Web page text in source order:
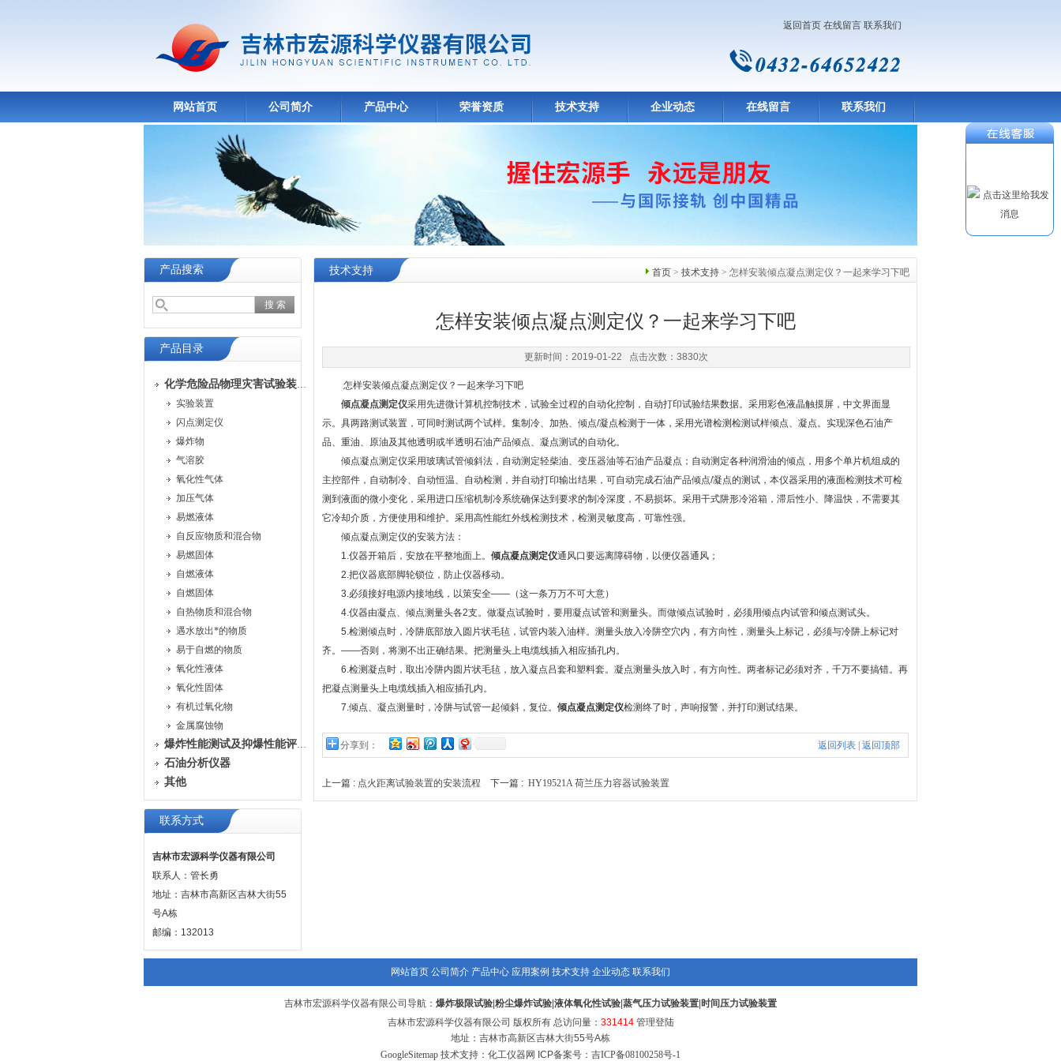
返回首页 在线留言 联系我们
网站首页 公司简介 产品中心 荣誉资质 技术支持 企业动态 在线留言 联系我们
产品搜索
产品目录
化学危险品物理灾害试验装置
实验装置
闪点测定仪
爆炸物
气溶胶
氧化性气体
加压气体
易燃液体
自反应物质和混合物
易燃固体
自燃液体
自燃固体
自热物质和混合物
遇水放出*的物质
易于自燃的物质
氧化性液体
氧化性固体
有机过氧化物
金属腐蚀物
爆炸性能测试及抑爆性能评定装置
石油分析仪器
其他
联系方式
吉林市宏源科学仪器有限公司
联系人：管长勇
地址：吉林市高新区吉林大街55
号A栋
邮编：132013
首页 > 技术支持 > 怎样安装倾点凝点测定仪？一起来学习下吧
技术支持
怎样安装倾点凝点测定仪？一起来学习下吧
更新时间：2019-01-22 点击次数：3830次
怎样安装倾点凝点测定仪？一起来学习下吧
倾点凝点测定仪采用先进微计算机控制技术，试验全过程的自动化控制，自动打印试验结果数据。采用彩色液晶触摸屏，中文界面显
示。具两路测试装置，可同时测试两个试样。集制冷、加热、倾点/凝点检测于一体，采用光谱检测检测试样倾点、凝点。实现深色石油产
品、重油、原油及其他透明或半透明石油产品倾点、凝点测试的自动化。
倾点凝点测定仪采用玻璃试管倾斜法，自动测定轻柴油、变压器油等石油产品凝点；自动测定各种润滑油的倾点，用多个单片机组成的
主控部件，自动制冷、自动恒温、自动检测，并自动打印输出结果，可自动完成石油产品倾点/凝点的测试，本仪器采用的液面检测技术可检
测到液面的微小变化，采用进口压缩机制冷系统确保达到要求的制冷深度，不易损坏。采用干式阱形冷浴箱，滞后性小、降温快，不需要其
它冷却介质，方便使用和维护。采用高性能红外线检测技术，检测灵敏度高，可靠性强。
倾点凝点测定仪的安装方法：
1.仪器开箱后，安放在平整地面上。 倾点凝点测定仪通风口要远离障碍物，以便仪器通风；
2.把仪器底部脚轮锁位，防止仪器移动。
3.必须接好电源内接地线，以策安全——（这一条万万不可大意）
4.仪器由凝点、倾点测量头各2支。做凝点试验时，要用凝点试管和测量头。而做倾点试验时，必须用倾点内试管和倾点测试头。
5.检测倾点时，冷阱底部放入圆片状毛毡，试管内装入油样。测量头放入冷阱空穴内，有方向性，测量头上标记，必须与冷阱上标记对
齐。——否则，将测不出正确结果。把测量头上电缆线插入相应插孔内。
6.检测凝点时，取出冷阱内圆片状毛毡，放入凝点吕套和塑料套。凝点测量头放入时，有方向性。两者标记必须对齐，千万不要搞错。再
把凝点测量头上电缆线插入相应插孔内。
7.倾点、凝点测量时，冷阱与试管一起倾斜，复位。 倾点凝点测定仪检测终了时，声响报警，并打印测试结果。
分享到： 返回列表 返回顶部
上一篇 : 点火距离试验装置的安装流程 下一篇 : HY19521A 荷兰压力容器试验装置
网站首页 公司简介 产品中心 应用案例 技术支持 企业动态 联系我们
吉林市宏源科学仪器有限公司导航： 爆炸极限试验 粉尘爆炸试验 液体氧化性试验 蒸气压力试验装置 时间压力试验装置
吉林市宏源科学仪器有限公司 版权所有 总访问量： 331414 管理登陆
地址：吉林市高新区吉林大街55号A栋
GoogleSitemap 技术支持：化工仪器网 ICP备案号： 吉ICP备08100258号-1